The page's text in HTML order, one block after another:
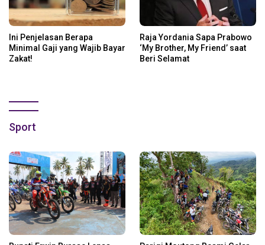
Ini Penjelasan Berapa
Minimal Gaji yang Wajib Bayar
Zakat!
Raja Yordania Sapa Prabowo
‘My Brother, My Friend’ saat
Beri Selamat
Sport